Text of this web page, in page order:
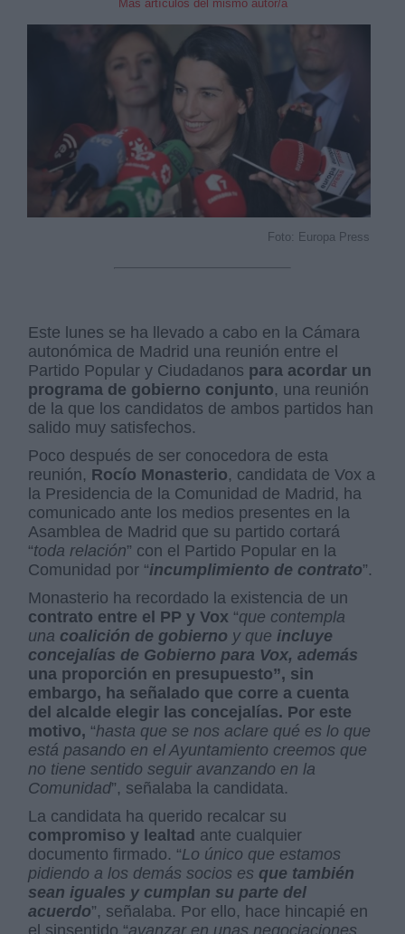
Mas artículos del mismo autor/a
Foto: Europa Press
Este lunes se ha llevado a cabo en la Cámara
autonómica de Madrid una reunión entre el
Partido Popular y Ciudadanos para acordar un
programa de gobierno conjunto, una reunión
de la que los candidatos de ambos partidos han
salido muy satisfechos.
Poco después de ser conocedora de esta
reunión, Rocío Monasterio, candidata de Vox a
la Presidencia de la Comunidad de Madrid, ha
comunicado ante los medios presentes en la
Asamblea de Madrid que su partido cortará
“toda relación” con el Partido Popular en la
Comunidad por “incumplimiento de contrato”.
Monasterio ha recordado la existencia de un
contrato entre el PP y Vox “que contempla
una coalición de gobierno y queincluye
concejalías de Gobiernopara Vox, además
una proporción en presupuesto”, sin
embargo, ha señalado que corre a cuenta
del alcalde elegir las concejalías. Por este
motivo, “hasta que se nos aclare qué es lo que
está pasando en el Ayuntamiento creemos que
no tiene sentido seguir avanzando en la
Comunidad”, señalaba la candidata.
La candidata ha querido recalcar su
compromiso y lealtad ante cualquier
documento firmado. “Lo único que estamos
pidiendo a los demás socios es que también
sean iguales y cumplan su parte del
acuerdo”, señalaba. Por ello, hace hincapié en
link